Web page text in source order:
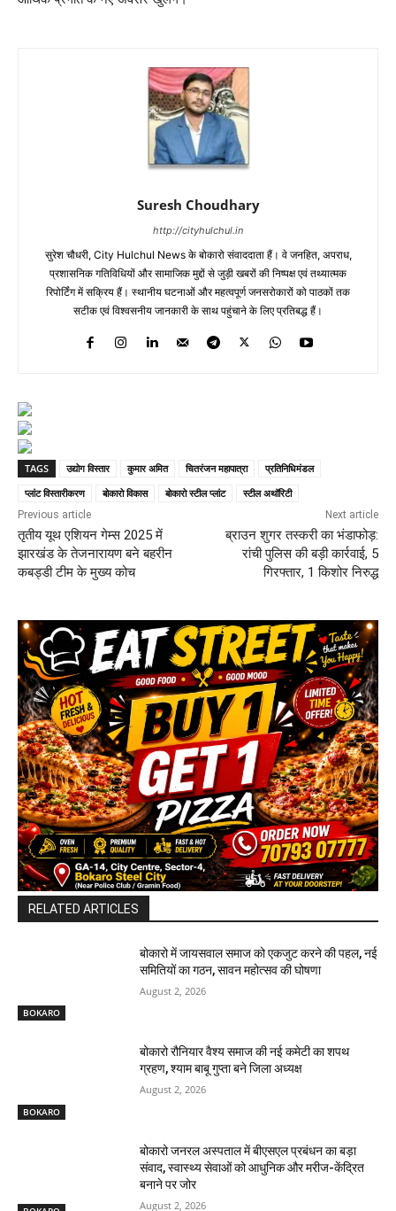
Suresh Choudhary
http://cityhulchul.in
सुरेश चौधरी, City Hulchul News के बोकारो संवाददाता हैं। वे जनहित, अपराध,
प्रशासनिक गतिविधियों और सामाजिक मुद्दों से जुड़ी खबरों की निष्पक्ष एवं तथ्यात्मक
रिपोर्टिंग में सक्रिय हैं। स्थानीय घटनाओं और महत्वपूर्ण जनसरोकारों को पाठकों तक
सटीक एवं विश्वसनीय जानकारी के साथ पहुंचाने के लिए प्रतिबद्ध हैं।
TAGS उद्योग विस्तार कुमार अमित चितरंजन महापात्रा
प्रतिनिधिमंडल
प्लांट विस्तारीकरण
बोकारो विकास बोकारो स्टील प्लांट स्टील अथॉरिटी
Previous article
तृतीय यूथ एशियन गेम्स 2025 में
झारखंड के तेजनारायण बने बहरीन
कबड्डी टीम के मुख्य कोच
Next article
ब्राउन शुगर तस्करी का भंडाफोड़:
रांची पुलिस की बड़ी कार्रवाई, 5
गिरफ्तार, 1 किशोर निरुद्ध
RELATED ARTICLES
BOKARO
बोकारो में जायसवाल समाज को एकजुट करने की पहल, नई
समितियों का गठन, सावन महोत्सव की घोषणा
August 2, 2026
BOKARO
बोकारो रौनियार वैश्य समाज की नई कमेटी का शपथ
ग्रहण, श्याम बाबू गुप्ता बने जिला अध्यक्ष
August 2, 2026
बोकारो जनरल अस्पताल में बीएसएल प्रबंधन का बड़ा
संवाद, स्वास्थ्य सेवाओं को आधुनिक और मरीज-केंद्रित
बनाने पर जोर
August 2, 2026